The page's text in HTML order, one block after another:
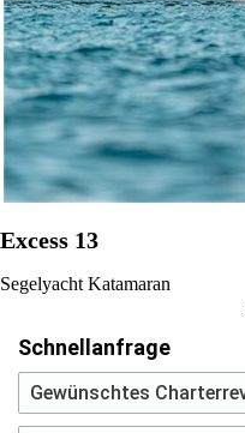
Excess 13
Segelyacht Katamaran
Schnellanfrage